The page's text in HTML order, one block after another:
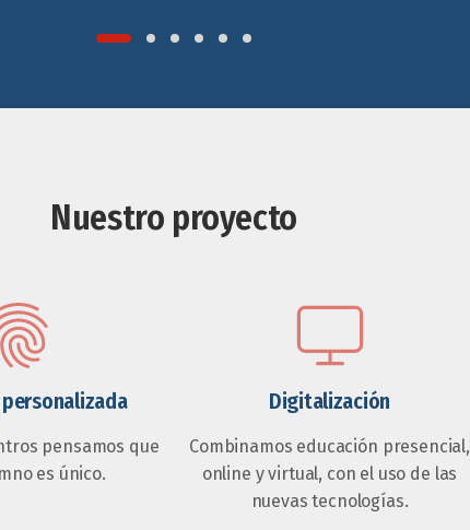
Nuestro proyecto
pensamos que
es único.
Digitalización
Combinamos educación presencial,
online y virtual, con el uso de las
nuevas tecnologías.